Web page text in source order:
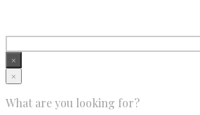
×
×
What are you looking for?